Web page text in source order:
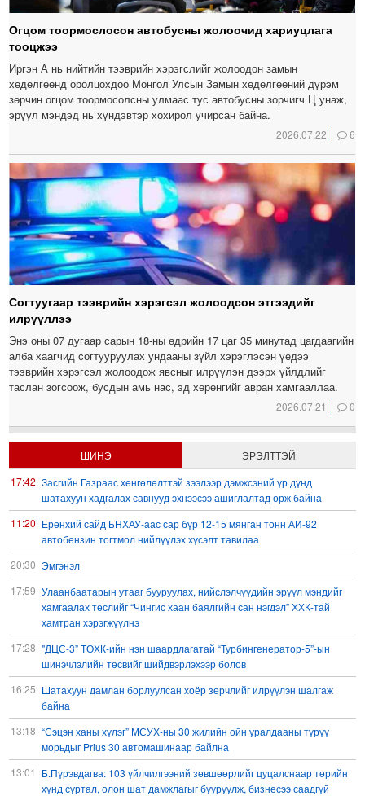
Огцом тоормослосон автобусны жолоочид хариуцлага
тооцжээ
Иргэн А нь нийтийн тээврийн хэрэгслийг жолоодон замын
хөдөлгөөнд оролцохдоо Монгол Улсын Замын хөдөлгөөний дүрэм
зөрчин огцом тоормосолсны улмаас тус автобусны зорчигч Ц унаж,
эрүүл мэндэд нь хүндэвтэр хохирол учирсан байна.
2026.07.22 6
Согтуугаар тээврийн хэрэгсэл жолоодсон этгээдийг
илрүүллээ
Энэ оны 07 дугаар сарын 18-ны өдрийн 17 цаг 35 минутад цагдаагийн
алба хаагчид согтууруулах ундааны зүйл хэрэглэсэн үедээ
тээврийн хэрэгсэл жолоодож явсныг илрүүлэн дээрх үйлдлийг
таслан зогсоож, бусдын амь нас, эд хөрөнгийг авран хамгааллаа.
2026.07.21 0
ШИНЭ
ЭРЭЛТТЭЙ
17:42 Засгийн Газраас хөнгөлөлттэй зээлээр дэмжсэний үр дүнд
шатахуун хадгалах савнууд эхнээсээ ашиглалтад орж байна
11:20 Ерөнхий сайд БНХАУ-аас сар бүр 12-15 мянган тонн АИ-92
автобензин тогтмол нийлүүлэх хүсэлт тавилаа
20:30 Эмгэнэл
17:59 Улаанбаатарын утааг бууруулах, нийслэлчүүдийн эрүүл мэндийг
хамгаалах төслийг “Чингис хаан баялгийн сан нэгдэл” ХХК-тай
хамтран хэрэгжүүлнэ
17:28 "ДЦС-3” ТӨХК-ийн нэн шаардлагатай “Турбингенератор-5”-ын
шинэчлэлийн төсвийг шийдвэрлэхээр болов
16:25 Шатахуун дамлан борлуулсан хоёр зөрчлийг илрүүлэн шалгаж
байна
13:18 “Сэцэн ханы хүлэг” МСУХ-ны 30 жилийн ойн уралдааны түрүү
морьдыг Prius 30 автомашинаар байлна
13:01
Б.Пүрэвдагва: 103 үйлчилгээний зөвшөөрлийг цуцалснаар төрийн
хүнд суртал, олон шат дамжлагыг бууруулж, бизнесээ саадгүй